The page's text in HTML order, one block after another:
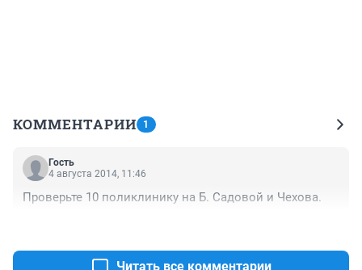
КОММЕНТАРИИ 1
Гость
4 августа 2014, 11:46
Проверьте 10 поликлинику на Б. Садовой и Чехова.
Читать все комментарии